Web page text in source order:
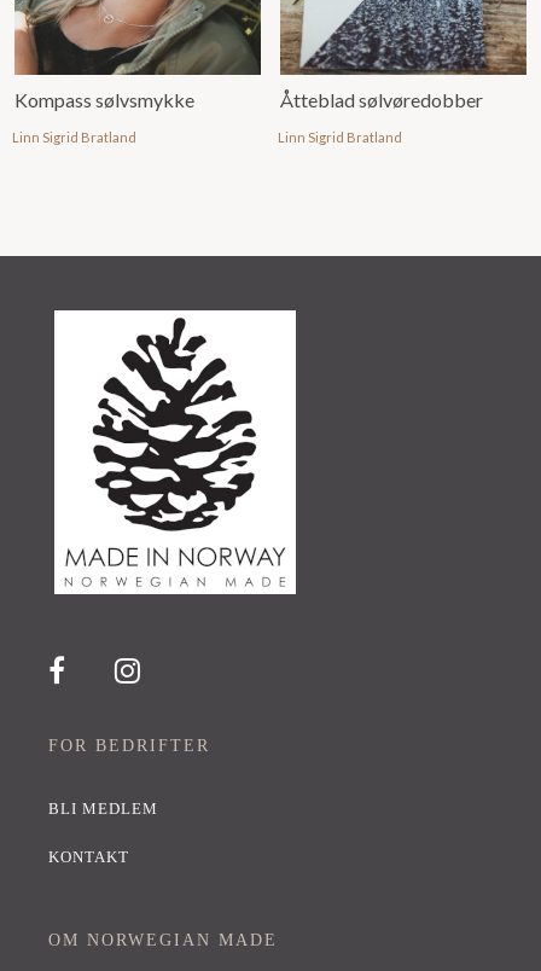
Kompass sølvsmykke
Linn Sigrid Bratland
Åtteblad sølvøredobber
Linn Sigrid Bratland
FOR BEDRIFTER
BLI MEDLEM
KONTAKT
OM NORWEGIAN MADE